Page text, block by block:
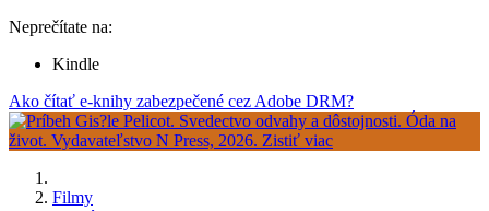
Neprečítate na:
Kindle
Ako čítať e-knihy zabezpečené cez Adobe DRM?
Filmy